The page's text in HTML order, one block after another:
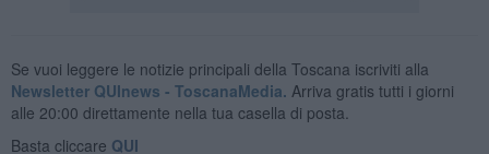
Se vuoi leggere le notizie principali della Toscana iscriviti alla
Newsletter QUInews - ToscanaMedia. Arriva gratis tutti i giorni
alle 20:00 direttamente nella tua casella di posta.
Basta cliccare QUI